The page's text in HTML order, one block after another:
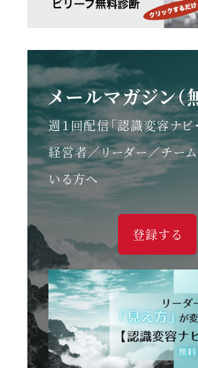
メールマガジン（
週１回配信「認識変容ナビ
経営者／リーダー／チー
いる方へ
登録する